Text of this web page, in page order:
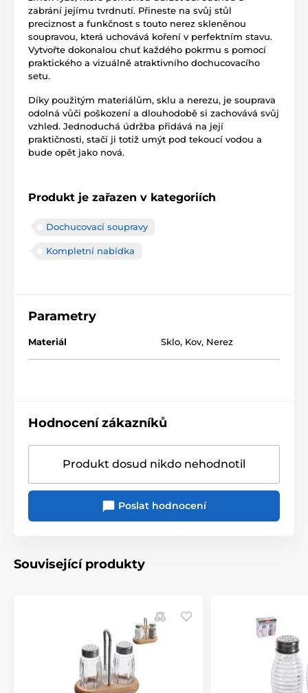
zabrání jejímu tvrdnutí. Přineste na svůj stůl
preciznost a funkčnost s touto nerez skleněnou
soupravou, která uchovává koření v perfektním stavu.
Vytvořte dokonalou chuť každého pokrmu s pomocí
praktického a vizuálně atraktivního dochucovacího
setu.
Díky použitým materiálům, sklu a nerezu, je souprava
odolná vůči poškození a dlouhodobě si zachovává svůj
vzhled. Jednoduchá údržba přidává na její
praktičnosti, stačí ji totiž umýt pod tekoucí vodou a
bude opět jako nová.
Produkt je zařazen v kategoriích
Dochucovací soupravy
Kompletní nabídka
Parametry
Materiál Sklo, Kov, Nerez
Hodnocení zákazníků
Produkt dosud nikdo nehodnotil
Poslat hodnocení
Související produkty